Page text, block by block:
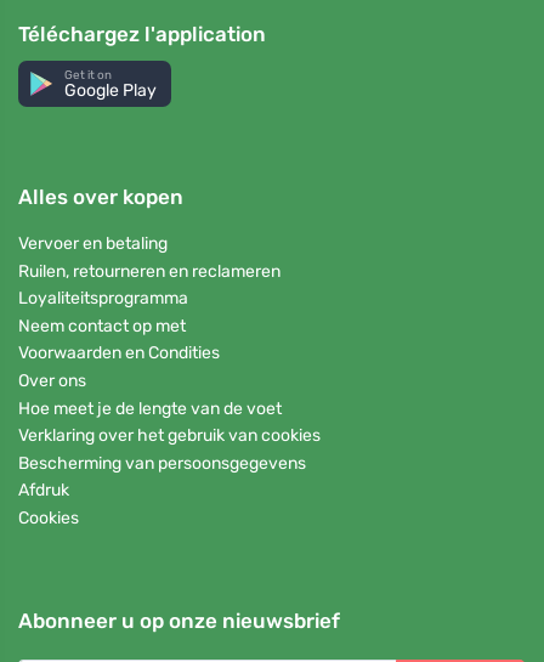
Téléchargez l'application
Get it on
Google Play
Alles over kopen
Vervoer en betaling
Ruilen, retourneren en reclameren
Loyaliteitsprogramma
Neem contact op met
Voorwaarden en Condities
Over ons
Hoe meet je de lengte van de voet
Verklaring over het gebruik van cookies
Bescherming van persoonsgegevens
Afdruk
Cookies
Abonneer u op onze nieuwsbrief